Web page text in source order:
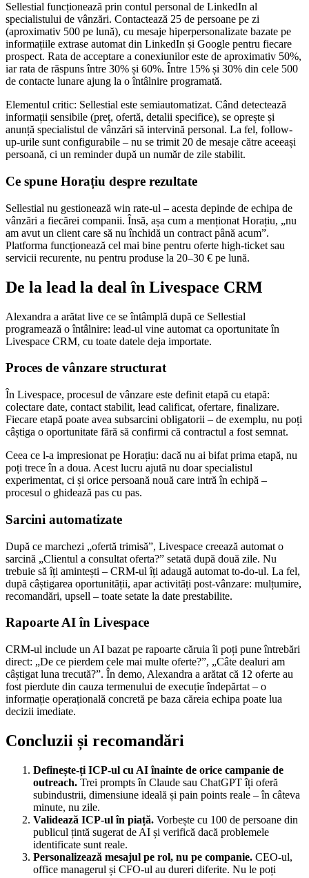
Sellestial funcționează prin contul personal de LinkedIn al
specialistului de vânzări. Contactează 25 de persoane pe zi
(aproximativ 500 pe lună), cu mesaje hiperpersonalizate bazate pe
informațiile extrase automat din LinkedIn și Google pentru fiecare
prospect. Rata de acceptare a conexiunilor este de aproximativ 50%,
iar rata de răspuns între 30% și 60%. Între 15% și 30% din cele 500
de contacte lunare ajung la o întâlnire programată.
Elementul critic: Sellestial este semiautomatizat. Când detectează
informații sensibile (preț, ofertă, detalii specifice), se oprește și
anunță specialistul de vânzări să intervină personal. La fel, follow-
up-urile sunt configurabile – nu se trimit 20 de mesaje către aceeași
persoană, ci un reminder după un număr de zile stabilit.
Ce spune Horațiu despre rezultate
Sellestial nu gestionează win rate-ul – acesta depinde de echipa de
vânzări a fiecărei companii. Însă, așa cum a menționat Horațiu, „nu
am avut un client care să nu închidă un contract până acum”.
Platforma funcționează cel mai bine pentru oferte high-ticket sau
servicii recurente, nu pentru produse la 20–30 € pe lună.
De la lead la deal în Livespace CRM
Alexandra a arătat live ce se întâmplă după ce Sellestial
programează o întâlnire: lead-ul vine automat ca oportunitate în
Livespace CRM, cu toate datele deja importate.
Proces de vânzare structurat
În Livespace, procesul de vânzare este definit etapă cu etapă:
colectare date, contact stabilit, lead calificat, ofertare, finalizare.
Fiecare etapă poate avea subsarcini obligatorii – de exemplu, nu poți
câștiga o oportunitate fără să confirmi că contractul a fost semnat.
Ceea ce l-a impresionat pe Horațiu: dacă nu ai bifat prima etapă, nu
poți trece în a doua. Acest lucru ajută nu doar specialistul
experimentat, ci și orice persoană nouă care intră în echipă –
procesul o ghidează pas cu pas.
Sarcini automatizate
După ce marchezi „ofertă trimisă”, Livespace creează automat o
sarcină „Clientul a consultat oferta?” setată după două zile. Nu
trebuie să îți amintești – CRM-ul îți adaugă automat to-do-ul. La fel,
după câștigarea oportunității, apar activități post-vânzare: mulțumire,
recomandări, upsell – toate setate la date prestabilite.
Rapoarte AI în Livespace
CRM-ul include un AI bazat pe rapoarte căruia îi poți pune întrebări
direct: „De ce pierdem cele mai multe oferte?”, „Câte dealuri am
câștigat luna trecută?”. În demo, Alexandra a arătat că 12 oferte au
fost pierdute din cauza termenului de execuție îndepărtat – o
informație operațională concretă pe baza căreia echipa poate lua
decizii imediate.
Concluzii și recomandări
Definește-ți ICP-ul cu AI înainte de orice campanie de
outreach. Trei prompts în Claude sau ChatGPT îți oferă
subindustrii, dimensiune ideală și pain points reale – în câteva
minute, nu zile.
Validează ICP-ul în piață. Vorbește cu 100 de persoane din
publicul țintă sugerat de AI și verifică dacă problemele
identificate sunt reale.
Personalizează mesajul pe rol, nu pe companie. CEO-ul,
office managerul și CFO-ul au dureri diferite. Nu le poți